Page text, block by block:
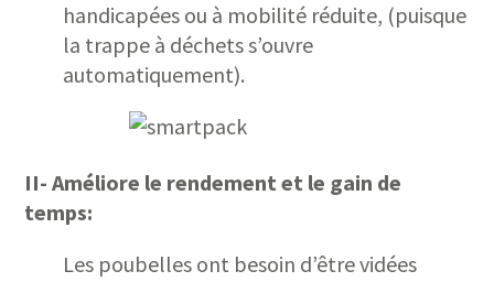
handicapées ou à mobilité réduite, (puisque
la trappe à déchets s’ouvre
automatiquement).
II- Améliore le rendement et le gain de
temps:
Les poubelles ont besoin d’être vidées